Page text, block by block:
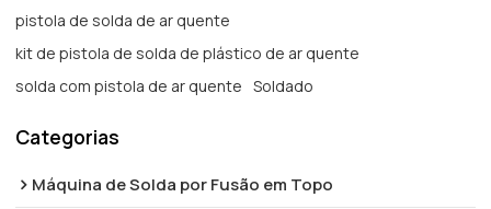
pistola de solda de ar quente
kit de pistola de solda de plástico de ar quente
solda com pistola de ar quente
Soldado
Categorias
Máquina de Solda por Fusão em Topo